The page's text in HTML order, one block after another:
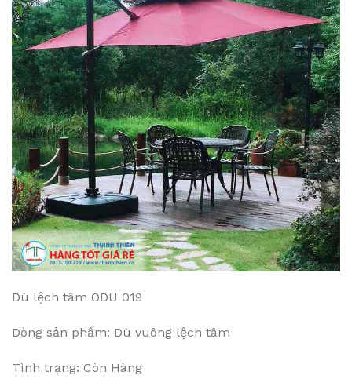
Dù lệch tâm ODU 019
Dòng sản phẩm: Dù vuông lệch tâm
Tình trạng: Còn Hàng